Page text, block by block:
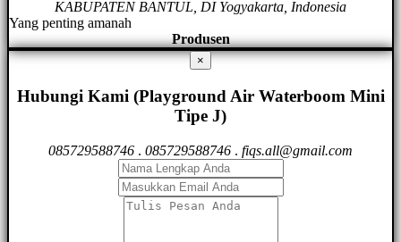
KABUPATEN BANTUL, DI Yogyakarta, Indonesia
Yang penting amanah
Produsen
×
Hubungi Kami (Playground Air Waterboom Mini
Tipe J)
085729588746 . 085729588746 . fiqs.all@gmail.com